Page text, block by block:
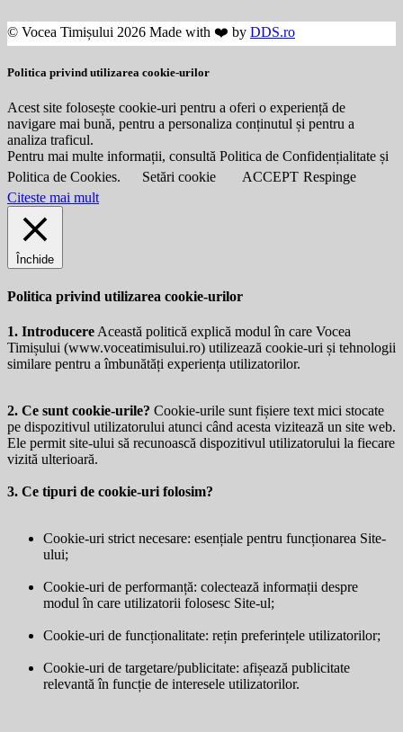
© Vocea Timișului 2026 Made with ❤️ by DDS.ro
Politica privind utilizarea cookie-urilor
Acest site folosește cookie-uri pentru a oferi o experiență de
navigare mai bună, pentru a personaliza conținutul și pentru a
analiza traficul.
Pentru mai multe informații, consultă Politica de Confidențialitate și
Politica de Cookies.
Setări cookie ACCEPT Respinge
Citeste mai mult
Închide
Politica privind utilizarea cookie-urilor
1. Introducere Această politică explică modul în care Vocea
Timișului (www.voceatimisului.ro) utilizează cookie-uri și tehnologii
similare pentru a îmbunătăți experiența utilizatorilor.
2. Ce sunt cookie-urile? Cookie-urile sunt fișiere text mici stocate
pe dispozitivul utilizatorului atunci când acesta vizitează un site web.
Ele permit site-ului să recunoască dispozitivul utilizatorului la fiecare
vizită ulterioară.
3. Ce tipuri de cookie-uri folosim?
Cookie-uri strict necesare: esențiale pentru funcționarea Site-
ului;
Cookie-uri de performanță: colectează informații despre
modul în care utilizatorii folosesc Site-ul;
Cookie-uri de funcționalitate: rețin preferințele utilizatorilor;
Cookie-uri de targetare/publicitate: afișează publicitate
relevantă în funcție de interesele utilizatorilor.